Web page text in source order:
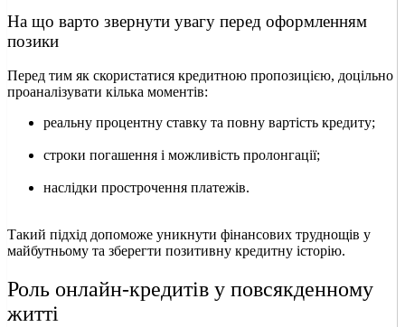
На що варто звернути увагу перед оформленням
позики
Перед тим як скористатися кредитною пропозицією, доцільно
проаналізувати кілька моментів:
реальну процентну ставку та повну вартість кредиту;
строки погашення і можливість пролонгації;
наслідки прострочення платежів.
Такий підхід допоможе уникнути фінансових труднощів у
майбутньому та зберегти позитивну кредитну історію.
Роль онлайн-кредитів у повсякденному
житті